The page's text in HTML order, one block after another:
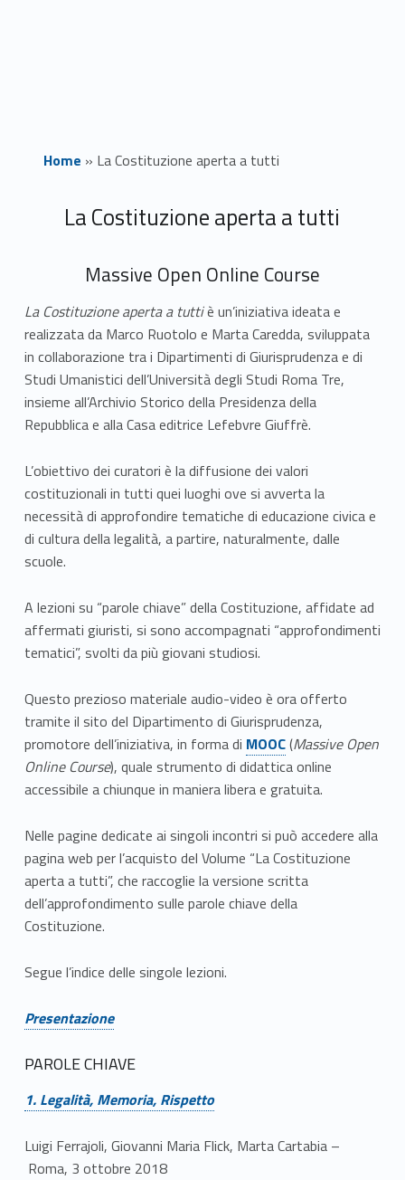
Home » La Costituzione aperta a tutti
C
o
s
t
i
t
u
z
o
n
e
a
p
e
r
t
a
a
t
u
t
t
i
La Costituzione aperta a tutti
Massive Open Online Course
La Costituzione aperta a tuttiè un’iniziativa ideata e
realizzata da Marco Ruotolo e Marta Caredda, sviluppata
in collaborazione tra i Dipartimenti di Giurisprudenza e di
Studi Umanistici dell’Università degli Studi Roma Tre,
insieme all’Archivio Storico della Presidenza della
Repubblica e alla Casa editrice Lefebvre Giuffrè.
L’obiettivo dei curatori è la diffusione dei valori
costituzionali in tutti quei luoghi ove si avverta la
necessità di approfondire tematiche di educazione civica e
di cultura della legalità, a partire, naturalmente, dalle
scuole.
A lezioni su “parole chiave” della Costituzione, affidate ad
affermati giuristi, si sono accompagnati “approfondimenti
tematici”, svolti da più giovani studiosi.
Questo prezioso materiale audio-video è ora offerto
tramite il sito del Dipartimento di Giurisprudenza,
promotore dell’iniziativa, in forma di Link identifier #identifier__139344-1
MOOC(Massive Open
Online Course), quale strumento di didattica online
accessibile a chiunque in maniera libera e gratuita.
Nelle pagine dedicate ai singoli incontri si può accedere alla
pagina web per l’acquisto del Volume “La Costituzione
aperta a tutti”, che raccoglie la versione scritta
dell’approfondimento sulle parole chiave della
Costituzione.
Segue l’indice delle singole lezioni.
Link identifier #identifier__29303-2
Presentazione
PAROLE CHIAVE
Link identifier #identifier__7175-3
1. Legalità, Memoria, Rispetto
Luigi Ferrajoli, Giovanni Maria Flick, Marta Cartabia –
Roma, 3 ottobre 2018